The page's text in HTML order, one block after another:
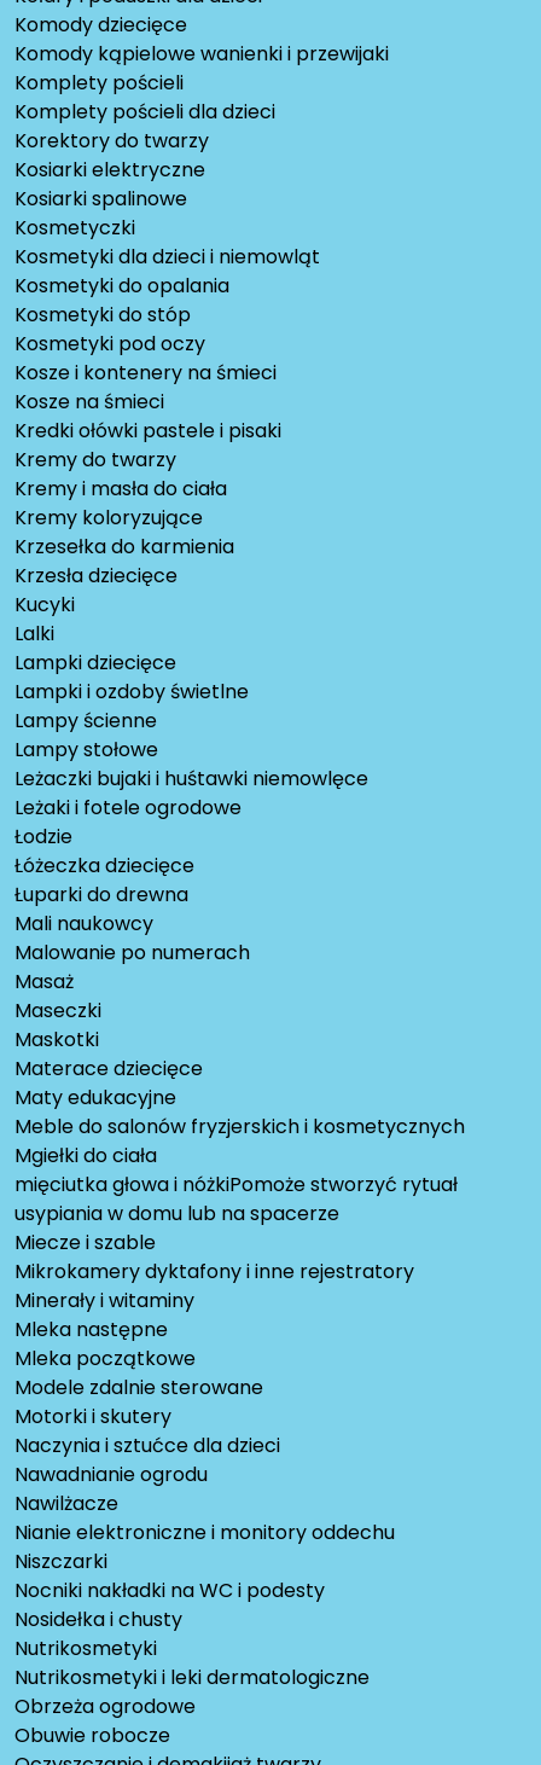
Komody dziecięce
Komody kąpielowe wanienki i przewijaki
Komplety pościeli
Komplety pościeli dla dzieci
Korektory do twarzy
Kosiarki elektryczne
Kosiarki spalinowe
Kosmetyczki
Kosmetyki dla dzieci i niemowląt
Kosmetyki do opalania
Kosmetyki do stóp
Kosmetyki pod oczy
Kosze i kontenery na śmieci
Kosze na śmieci
Kredki ołówki pastele i pisaki
Kremy do twarzy
Kremy i masła do ciała
Kremy koloryzujące
Krzesełka do karmienia
Krzesła dziecięce
Kucyki
Lalki
Lampki dziecięce
Lampki i ozdoby świetlne
Lampy ścienne
Lampy stołowe
Leżaczki bujaki i huśtawki niemowlęce
Leżaki i fotele ogrodowe
Łodzie
Łóżeczka dziecięce
Łuparki do drewna
Mali naukowcy
Malowanie po numerach
Masaż
Maseczki
Maskotki
Materace dziecięce
Maty edukacyjne
Meble do salonów fryzjerskich i kosmetycznych
Mgiełki do ciała
mięciutka głowa i nóżkiPomoże stworzyć rytuał
usypiania w domu lub na spacerze
Miecze i szable
Mikrokamery dyktafony i inne rejestratory
Minerały i witaminy
Mleka następne
Mleka początkowe
Modele zdalnie sterowane
Motorki i skutery
Naczynia i sztućce dla dzieci
Nawadnianie ogrodu
Nawilżacze
Nianie elektroniczne i monitory oddechu
Niszczarki
Nocniki nakładki na WC i podesty
Nosidełka i chusty
Nutrikosmetyki
Nutrikosmetyki i leki dermatologiczne
Obrzeża ogrodowe
Obuwie robocze